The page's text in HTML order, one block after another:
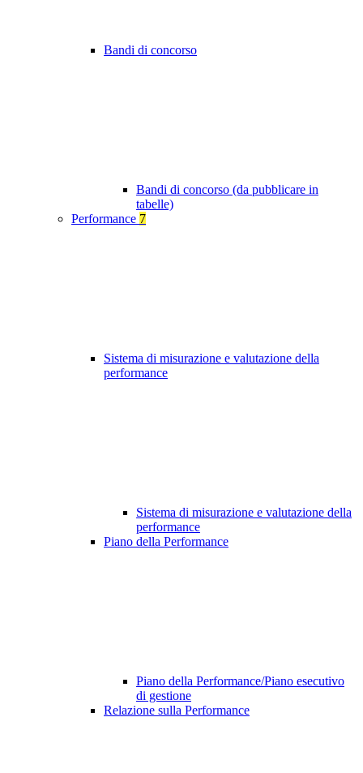
Bandi di concorso
Bandi di concorso (da pubblicare in
tabelle)
Performance 7
Sistema di misurazione e valutazione della
performance
Sistema di misurazione e valutazione della
performance
Piano della Performance
Piano della Performance/Piano esecutivo
di gestione
Relazione sulla Performance